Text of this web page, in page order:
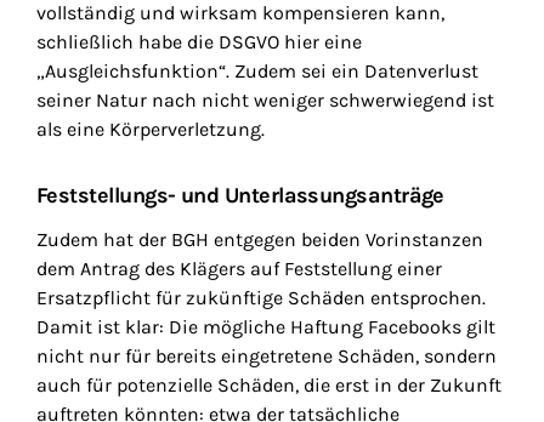
vollständig und wirksam kompensieren kann,
schließlich habe die DSGVO hier eine
„Ausgleichsfunktion“. Zudem sei ein Datenverlust
seiner Natur nach nicht weniger schwerwiegend ist
als eine Körperverletzung.
Feststellungs- und Unterlassungsanträge
Zudem hat der BGH entgegen beiden Vorinstanzen
dem Antrag des Klägers auf Feststellung einer
Ersatzpflicht für zukünftige Schäden entsprochen.
Damit ist klar: Die mögliche Haftung Facebooks gilt
nicht nur für bereits eingetretene Schäden, sondern
auch für potenzielle Schäden, die erst in der Zukunft
auftreten könnten: etwa der tatsächliche